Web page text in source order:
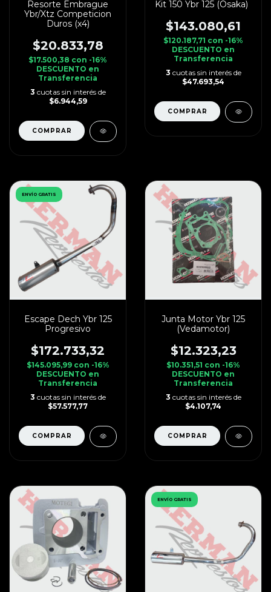
Resorte Embrague
Ybr/Xtz Competicion
Duros (x4)
$20.833,78
$17.500,38 con -16%
DESCUENTO en
Transferencia
3 cuotas sin interés de
$6.944,59
Kit 150 Ybr 125 (Osaka)
$143.080,61
$120.187,71 con -16%
DESCUENTO en
Transferencia
3 cuotas sin interés de
$47.693,54
ENVÍO GRATIS
Escape Dech Ybr 125
Progresivo
$172.733,32
$145.095,99 con -16%
DESCUENTO en
Transferencia
3 cuotas sin interés de
$57.577,77
Junta Motor Ybr 125
(Vedamotor)
$12.323,23
$10.351,51 con -16%
DESCUENTO en
Transferencia
3 cuotas sin interés de
$4.107,74
ENVÍO GRATIS